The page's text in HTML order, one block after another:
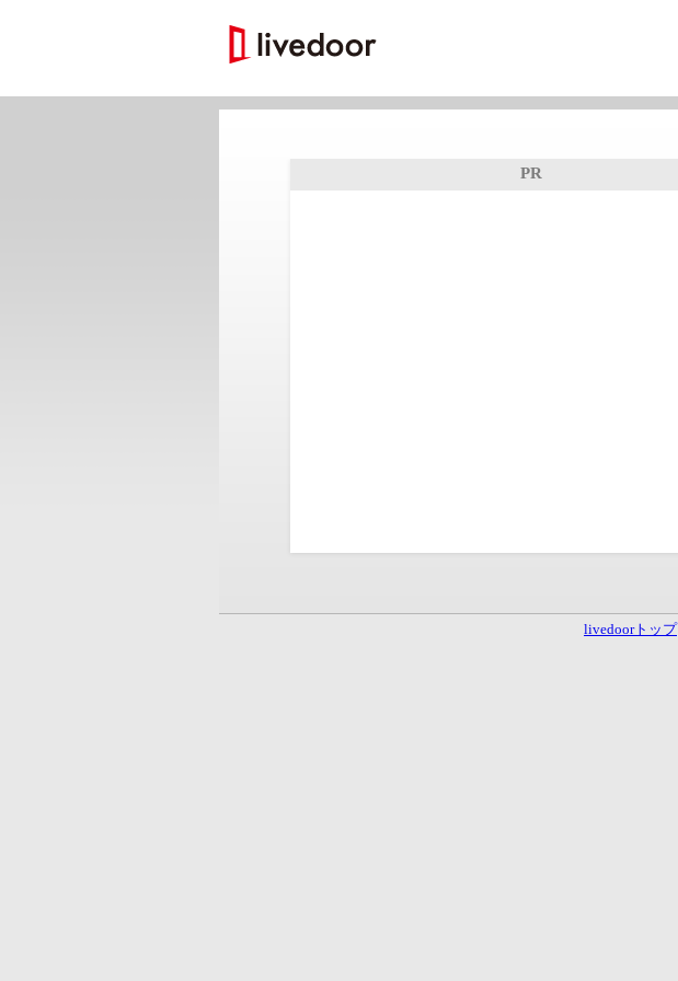
PR
livedoorトップ